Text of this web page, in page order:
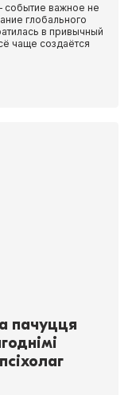
важное не
глобального
в привычный
чаще создаётся
пачуцця